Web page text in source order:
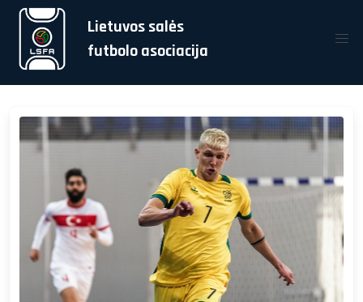
Lietuvos salės
futbolo asociacija